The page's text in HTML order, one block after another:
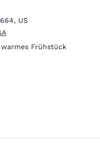
, US
Frühstück